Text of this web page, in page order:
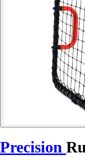
Precision